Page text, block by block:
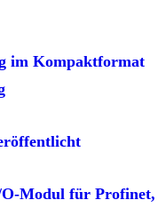
im Kompaktformat
Modul für Profinet,